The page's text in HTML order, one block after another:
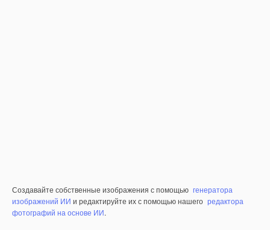
Создавайте собственные изображения с помощью генератора
изображений ИИ и редактируйте их с помощью нашего редактора
фотографий на основе ИИ.